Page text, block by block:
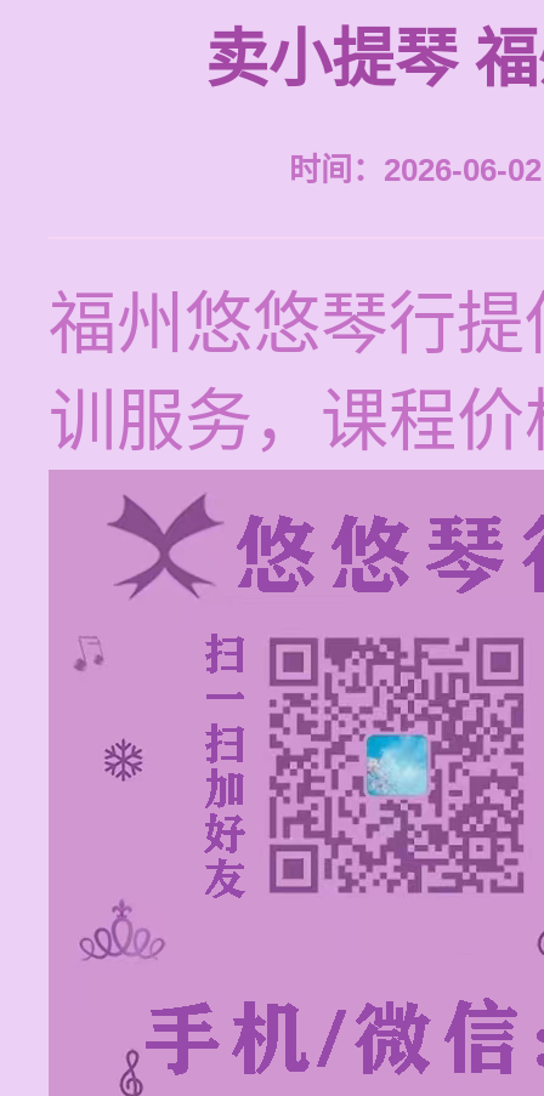
卖小提琴
时间：2026-06-
福州悠悠琴行
训服务，课程